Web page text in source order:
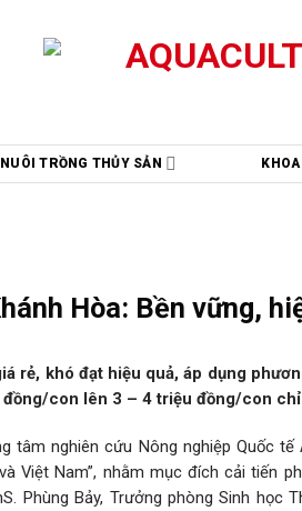
NUÔI TRỒNG THỦY SẢN
Hòa: Bền vững,
rẻ, khó đạt hiệu quả, áp dụng
con lên 3 – 4 triệu đồng/con
tâm nghiên cứu Nông nghiệp Quốc
Việt Nam”, nhằm mục đích cải tiến
Phùng Bảy, Trưởng phòng Sinh học